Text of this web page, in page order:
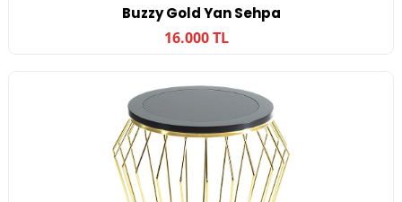
Buzzy Gold Yan Sehpa
16.000 TL